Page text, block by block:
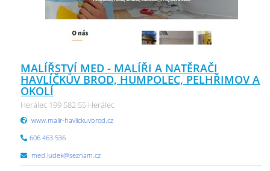
MALÍŘSTVÍ MED - MALÍŘI A NATĚRAČI
HAVLÍČKŮV BROD, HUMPOLEC, PELHŘIMOV A
OKOLÍ
Herálec 199 582 55 Herálec
www.malir-havlickuvbrod.cz
606 463 536
med.ludek@seznam.cz